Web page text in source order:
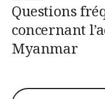
Questions
concernant
Myanmar